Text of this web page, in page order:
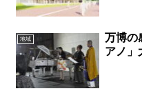
地域
万博の
アノ」